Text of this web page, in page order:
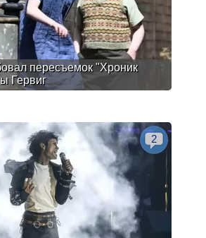
пересъемок "Хроник
Гервиг
2